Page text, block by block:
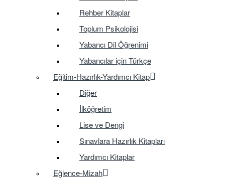
Rehber Kitaplar
Toplum Psikolojisi
Yabancı Dil Öğrenimi
Yabancılar için Türkçe
Eğitim-Hazırlık-Yardımcı Kitap
Diğer
İlköğretim
Lise ve Dengi
Sınavlara Hazırlık Kitapları
Yardımcı Kitaplar
Eğlence-Mizah